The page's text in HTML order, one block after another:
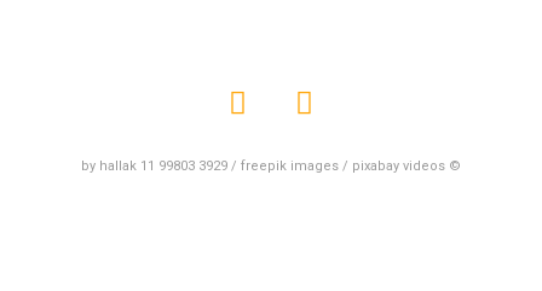
by hallak 11 99803 3929 / freepik images / pixabay videos ©